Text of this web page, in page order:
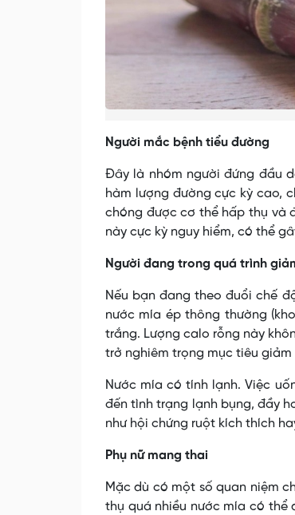
Người mắc bệnh tiểu đường
Đây là nhóm người đứng đầu
hàm lượng đường cực kỳ cao,
chóng được cơ thể hấp thụ và
này cực kỳ nguy hiểm, có thể
Người đang trong quá trình
Nếu bạn đang theo đuổi chế
nước mía ép thông thường
trắng. Lượng calo rỗng này
trở nghiêm trọng mục tiêu giảm
Nước mía có tính lạnh. Việc
đến tình trạng lạnh bụng, đầy
như hội chứng ruột kích thích
Phụ nữ mang thai
Mặc dù có một số quan niệm
thụ quá nhiều nước mía có thể